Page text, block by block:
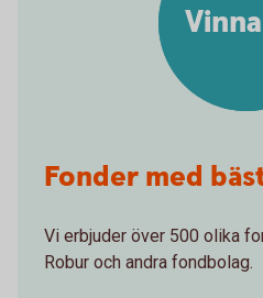
Fonder med
Vi erbjuder över 500 olika
Robur och andra fondbolag.